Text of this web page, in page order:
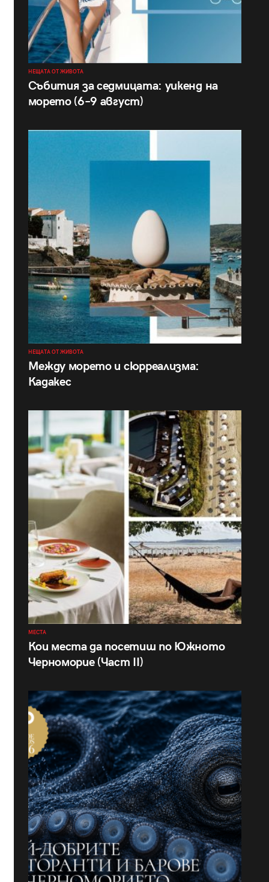
НЕЩАТА ОТ ЖИВОТА
Събития за седмицата: уикенд на
морето (6–9 август)
НЕЩАТА ОТ ЖИВОТА
Между морето и сюрреализма:
Кадакес
МЕСТА
Кои места да посетиш по Южното
Черноморие (Част II)